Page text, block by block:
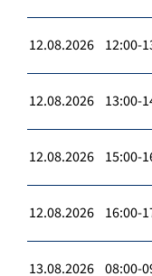
12.08.2026 12:00-
12.08.2026 13:00-
12.08.2026 15:00-
12.08.2026 16:00-
13.08.2026 08:00-